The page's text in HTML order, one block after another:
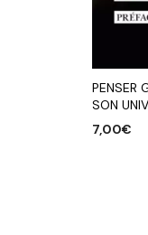
PENSER
SON
7,00€